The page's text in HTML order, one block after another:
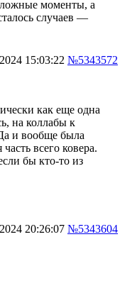
моменты, а
случаев —
15:03:22 №5343572
как еще одна
на коллабы к
и вообще была
всего ковера.
бы кто-то из
20:26:07 №5343604